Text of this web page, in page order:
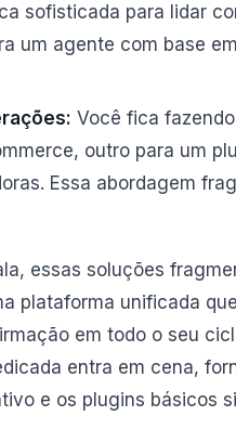
sofisticada para lidar
um agente com base
Você fica
outro para um
Essa abordagem
essas soluções
plataforma unificada
em todo o seu
entra em cena,
e os plugins básicos